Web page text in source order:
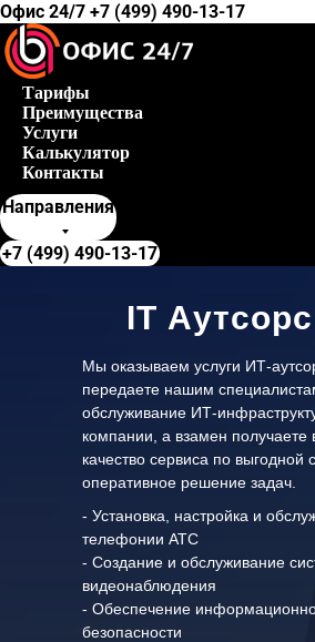
Офис 24/7 +7 (499) 490-13-17
Тарифы
Преимущества
Услуги
Калькулятор
Контакты
Направления
+7 (499) 490-13-17
IT
- Установка, настройка и
телефонии АТС
- Создание и обслуживание
видеонаблюдения
- Обеспечение
безопасности
Мы оказываем услуги ИТ-
передаете нашим
обслуживание ИТ-
компании, а взамен получаете
качество сервиса по выгодной
оперативное решение задач.